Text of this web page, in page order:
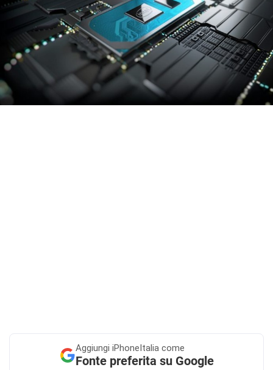
Aggiungi iPhoneItalia come
Fonte preferita su Google